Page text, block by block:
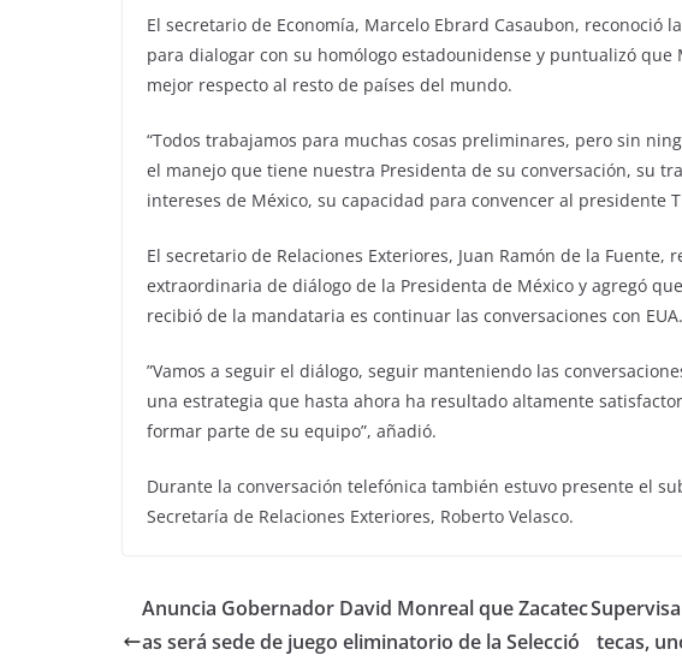
El secretario de Economía, Marcelo Ebrard Casaubon, reconoció
para dialogar con su homólogo estadounidense y puntualizó
mejor respecto al resto de países del mundo.
“Todos trabajamos para muchas cosas preliminares, pero sin
el manejo que tiene nuestra Presidenta de su conversación, su
intereses de México, su capacidad para convencer al presidente
El secretario de Relaciones Exteriores, Juan Ramón de la Fuente,
extraordinaria de diálogo de la Presidenta de México y agregó
recibió de la mandataria es continuar las conversaciones con EUA.
”Vamos a seguir el diálogo, seguir manteniendo las
una estrategia que hasta ahora ha resultado altamente
formar parte de su equipo”, añadió.
Durante la conversación telefónica también estuvo presente el
Secretaría de Relaciones Exteriores, Roberto Velasco.
Anuncia Gobernador David Monreal que Zacatec
as será sede de juego eliminatorio de la Selecció
tecas,